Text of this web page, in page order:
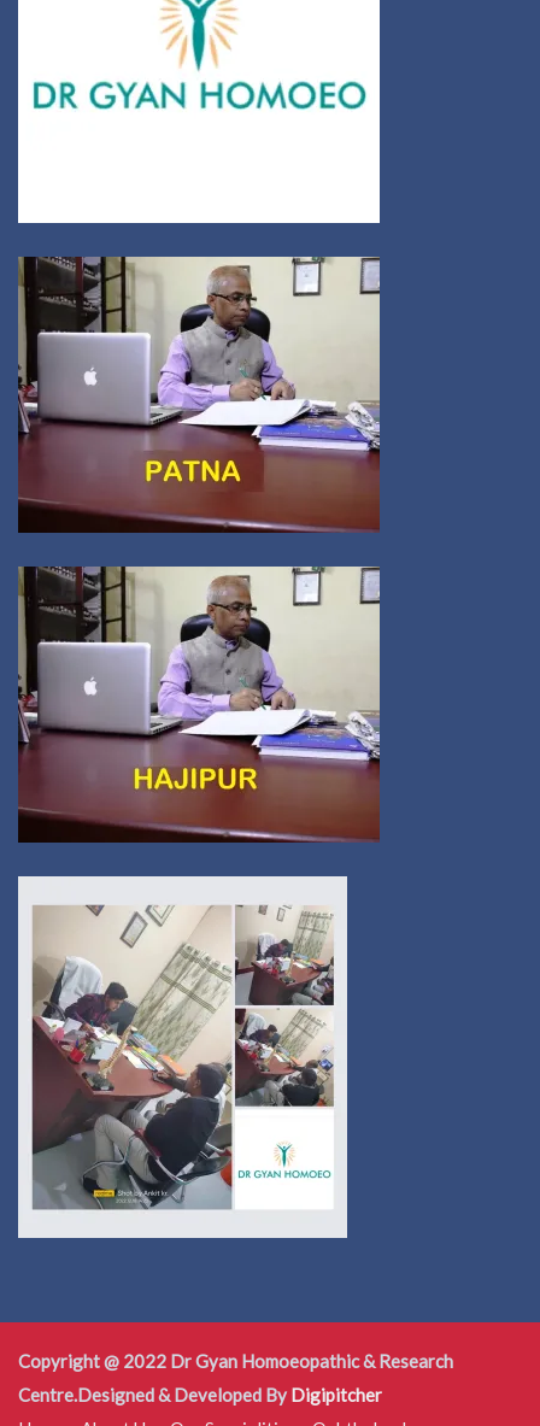
Copyright @ 2022 Dr Gyan Homoeopathic & Research
Centre.Designed & Developed By Digipitcher